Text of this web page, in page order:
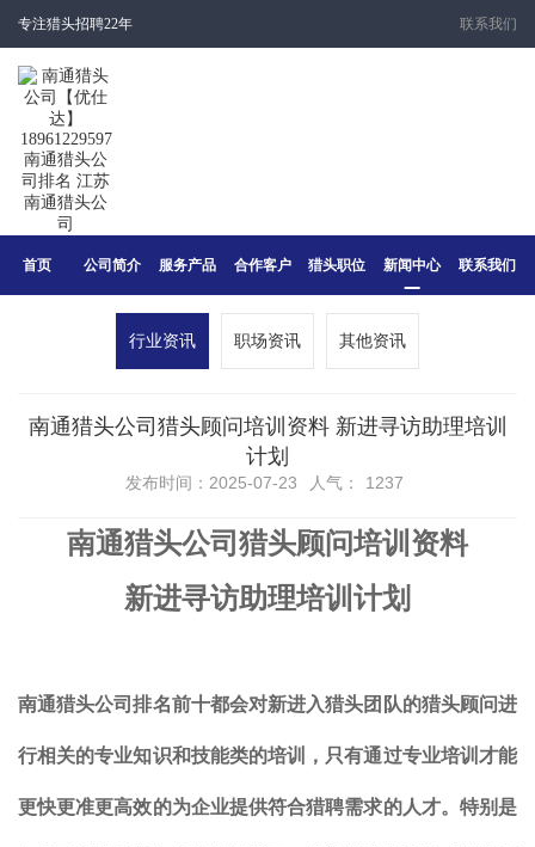
专注猎头招聘22年 联系我们
首页 公司简介 服务产品 合作客户 猎头职位 新闻中心 联系我们
行业资讯 职场资讯 其他资讯
南通猎头公司猎头顾问培训资料 新进寻访助理培训
计划
发布时间：2025-07-23 人气： 1237
南通猎头公司 猎头顾问培训资料
新进寻访助理培训计划
南通猎头公司排名前十都会对新进入猎头团队的猎头顾问进
行相关的专业知识和技能类的培训，只有通过专业培训才能
更快更准更高效的为企业提供符合猎聘需求的人才。特别是